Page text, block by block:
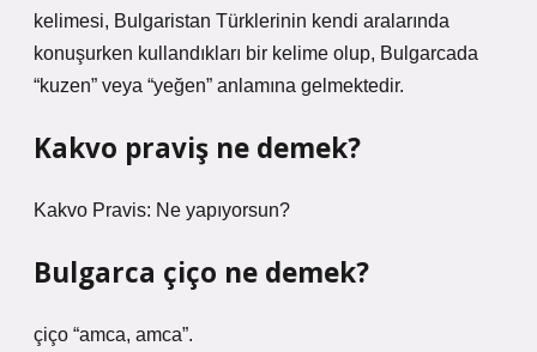
kelimesi, Bulgaristan Türklerinin kendi aralarında
konuşurken kullandıkları bir kelime olup, Bulgarcada
“kuzen” veya “yeğen” anlamına gelmektedir.
Kakvo praviş ne demek?
Kakvo Pravis: Ne yapıyorsun?
Bulgarca çiço ne demek?
çiço “amca, amca”.